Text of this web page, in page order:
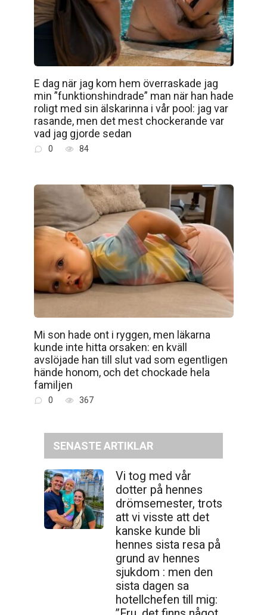
E dag när jag kom hem överraskade jag
min ”funktionshindrade” man när han hade
roligt med sin älskarinna i vår pool: jag var
rasande, men det mest chockerande var
vad jag gjorde sedan
0 84
Mi son hade ont i ryggen, men läkarna
kunde inte hitta orsaken: en kväll
avslöjade han till slut vad som egentligen
hände honom, och det chockade hela
familjen
0 367
SENASTE ARTIKLAR
Vi tog med vår
dotter på hennes
drömsemester, trots
att vi visste att det
kanske kunde bli
hennes sista resa på
grund av hennes
sjukdom : men den
sista dagen sa
hotellchefen till mig: